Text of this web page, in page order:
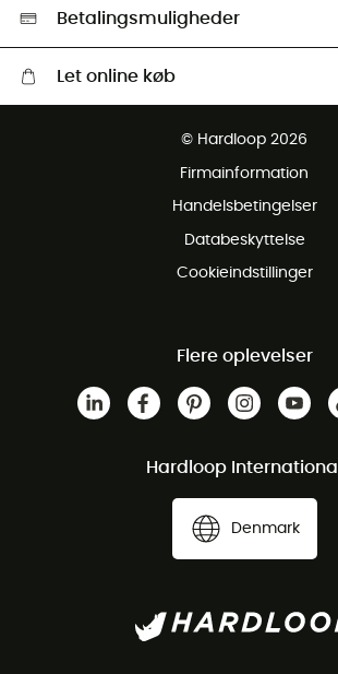
HardGreen Udvalg
Betalingsmuligheder
Let online køb
© Hardloop 2026
Firmainformation
Handelsbetingelser
Databeskyttelse
Cookieindstillinger
Flere oplevelser
Hardloop International
Denmark